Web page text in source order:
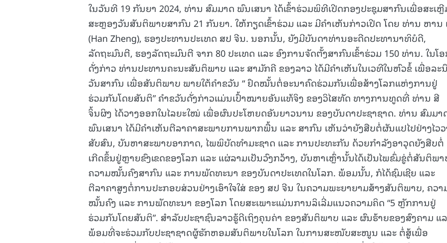
ໃນວັນທີ 19 ກັນຍາ 2024, ທ່ານ ສົມມາດ ພົນເສນາ ໄດ້ເຂົ້າຮ່ວມພິທີເປີດກອງປະຊຸມສາກົນເພື່ອສະເຫຼີ
ສະຫຼອງວັນສັນຕິພາບສາກົນ 21 ກັນຍາ. ໃຫ້ກຽດເຂົ້າຮ່ວມ ແລະ ມີຄໍາເຫັນກ່າວເປີດ ໂດຍ ທ່ານ ຫານ
(Han Zheng), ຮອງປະທານປະເທດ ສປ ຈີນ. ນອກນັ້ນ, ຍັງມີບັນດາທ່ານອະດີດປະທານາທິບໍດີ,
ລັດຖະມົນຕີ, ຮອງລັດຖະມົນຕີ ຈາກ 80 ປະເທດ ແລະ ອົງການຈັດຕັ້ງສາກົນເຂົ້າຮ່ວມ 150 ທ່ານ. ໃນໂ
ດັ່ງກ່າວ ທ່ານປະທານຄະນະສັນຕິພາບ ແລະ ສາມັກຄີ ຂອງລາວ ໄດ້ມີຄໍາເຫັນໃນເວທີໃນຫົວຂໍ້ ເພື່ອລະ
ວັນສາກົນ ເພື່ອສັນຕິພາບ ພາຍໃຕ້ຄຳຂວັນ “ ຢຶດໝັ້ນຕໍ່ອະນາຄົດຮ່ວມກັນເພື່ອສ້າງໂລກແຫ່ງການຢູ່
ຮ່ວມກັນໂດຍສັນຕິ” ຄໍາຂວັນດັ່ງກ່າວແມ່ນເປົ້າໝາຍອັນແທ້ຈິງ ຂອງວິໄສທັດ ທາງການທູດທີ່ ທ່ານ ສີ
ຈິ້ນຜິງ ໄດ້ວາງອອກໃນໄລຍະໃໝ່ ເພື່ອຜົນປະໂຫຍດອັນຍາວນານ ຂອງບັນດາປະຊາຊາດ. ທ່ານ ສົມມາ
ພົນເສນາ ໄດ້ມີຄໍາເຫັນຕີລາຄາສະພາບການພາກພື້ນ ແລະ ສາກົນ ເຫັນວ່າຍັງສືບຕໍ່ຜັນແປໄປຢ່າງໄວ
ສັບສົນ, ບັນຫາສະພາບອາກາດ, ໄພພິບັດທໍາມະຊາດ ແລະ ການປະທະກັນ ດ້ວຍກໍາລັງອາວຸດຍັງສືບຕໍ່
ເກີດຂຶ້ນຢູ່ຫຼາຍຂົງເຂດຂອງໂລກ ແລະ ແຜ່ລາມເປັນວົງກວ້າງ, ບັນຫາເຫຼົ່ານັ້ນໄດ້ເປັນໄພຂົ່ມຂູ່ຕໍ່ສັນຕິພາ
ຄວາມໝັ້ນຄົງສາກົນ ແລະ ການພັດທະນາ ຂອງບັນດາປະເທດໃນໂລກ. ພ້ອມນັ້ນ, ກໍໄດ້ຊົມເຊີຍ ແລະ
ຕີລາຄາສູງຕໍ່ການປະກອບສ່ວນຢ່າງເອົາໃຈໃສ່ ຂອງ ສປ ຈີນ ໃນຄວາມພະຍາຍາມສ້າງສັນຕິພາບ, ຄວາ
ໝັ້ນຄົງ ແລະ ການພັດທະນາ ຂອງໂລກ ໂດຍສະເພາະແມ່ນການລິເລີ່ມແນວຄວາມຄິດ “5 ຫຼັກການຢູ່
ຮ່ວມກັນໂດຍສັນຕິ”. ສໍາລັບປະຊາຊົນລາວຮູ້ດີເຖິງຄຸນຄ່າ ຂອງສັນຕິພາບ ແລະ ຜົນຮ້າຍຂອງສົງຄາມ ແ
ພ້ອມທີ່ຈະຮ່ວມກັບປະຊາຊາດຜູ້ຮັກຫອມສັນຕິພາບໃນໂລກ ໃນການສະໜັບສະໜູນ ແລະ ຕໍ່ສູ້ເພື່ອ
15.040(07-08-